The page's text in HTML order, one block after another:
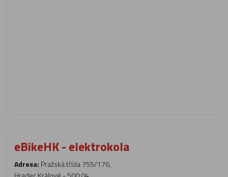
eBikeHK - elektrokola
Adresa: Pražská třída 755/176,